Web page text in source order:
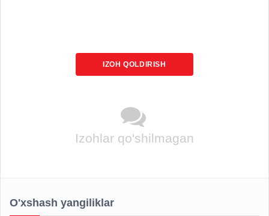
IZOH QOLDIRISH
Izohlar qo'shilmagan
O'xshash yangiliklar